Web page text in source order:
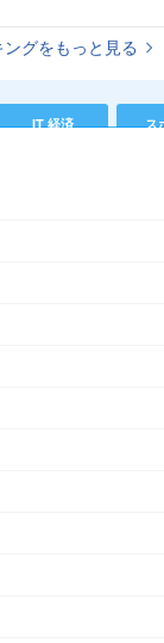
グをもっと見る
IT 経済 ス